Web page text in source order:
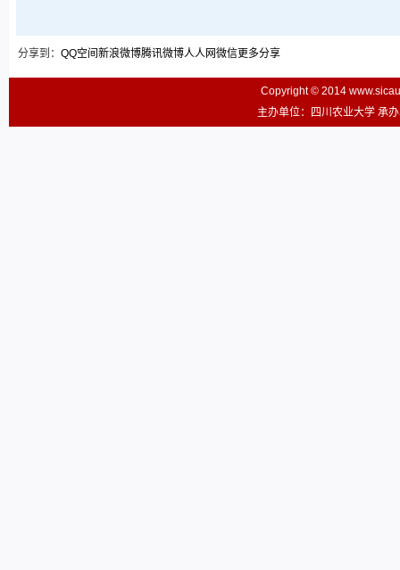
分享到： QQ空间 新浪微博腾讯微博人人网微信更多分享
Copyright © 2014
主办单位：四川农业大学 承